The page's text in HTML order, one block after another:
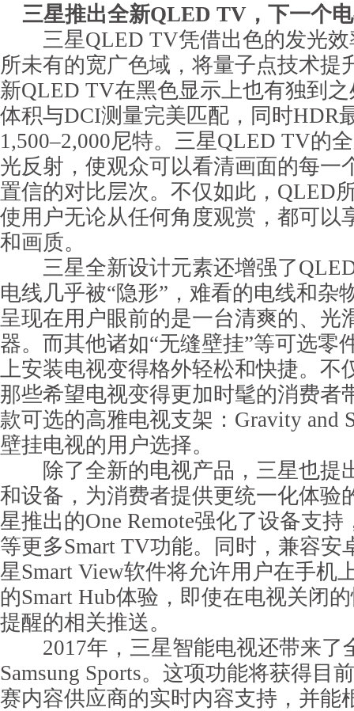
三星推出全新QLED TV，下一个
三星QLED TV凭借出色的发光效
所未有的宽广色域，将量子点技术提
新QLED TV在黑色显示上也有独到
体积与DCI测量完美匹配，同时HDR
1,500–2,000尼特。三星QLED TV的
光反射，使观众可以看清画面的每一
置信的对比层次。不仅如此，QLED
使用户无论从任何角度观赏，都可以
和画质。
三星全新设计元素还增强了
电线几乎被“隐形”，难看的电线和杂
呈现在用户眼前的是一台清爽的、光
器。而其他诸如“无缝壁挂”等可选零
上安装电视变得格外轻松和快捷。不
那些希望电视变得更加时髦的消费者
款可选的高雅电视支架：Gravity and
壁挂电视的用户选择。
除了全新的电视产品，三星也提
和设备，为消费者提供更统一化体验
星推出的One Remote强化了设备支
等更多Smart TV功能。同时，兼容安
星Smart View软件将允许用户在手机
的Smart Hub体验，即使在电视关闭
提醒的相关推送。
2017年，三星智能电视还带来了
Samsung Sports。这项功能将获得目
赛内容供应商的实时内容支持，并能